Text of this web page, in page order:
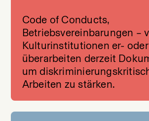
Code of Conducts,
Betriebsvereinbarungen –
Kulturinstitutionen er- oder
überarbeiten derzeit
um
Arbeiten zu stärken.